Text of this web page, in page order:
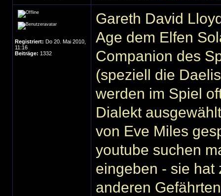
Registriert: Do 20. Mai 2010,
11:16
Beiträge: 1332
Gareth David
Age dem Elfen
Companion des
(speziell die
werden im Spiel
Dialekt
von Eve Miles
youtube suchen
eingeben - sie hat
anderen